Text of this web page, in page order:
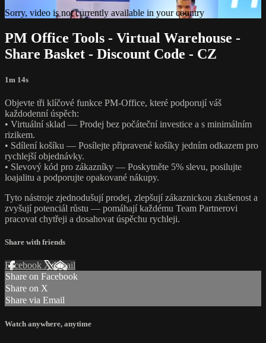
Sorry, video is not currently available in your country
PM Office Tools - Virtual Warehouse -
Share Basket - Discount Code - CZ
1m 14s
Objevte tři klíčové funkce PM-Office, které podporují váš
každodenní úspěch:
• Virtuální sklad — Prodej bez počáteční investice a s minimálním
rizikem.
• Sdílení košíku — Posílejte připravené košíky jedním odkazem pro
rychlejší objednávky.
• Slevový kód pro zákazníky — Poskytněte 5% slevu, posilujte
loajalitu a podporujte opakované nákupy.
Tyto nástroje zjednodušují prodej, zlepšují zákaznickou zkušenost a
zvyšují potenciál růstu — pomáhají každému Team Partnerovi
pracovat chytřeji a dosahovat úspěchu rychleji.
Share with friends
Facebook XEmail
Share on Facebook
Share on X
Share via Email
Watch anywhere, anytime